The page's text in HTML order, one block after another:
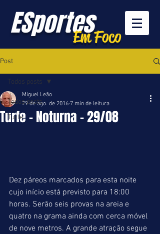
ESportesEm Foco
Post
Todos posts
Turfe
Todos posts
Turfe - Noturna - 29/08
Miguel Leão
29 de ago. de 2016 7 min de leitura
Dez páreos marcados para esta noite
cujo início está previsto para 18:00
horas. Serão seis provas na areia e
quatro na grama ainda com cerca móvel
de nove metros. A grande atração segue